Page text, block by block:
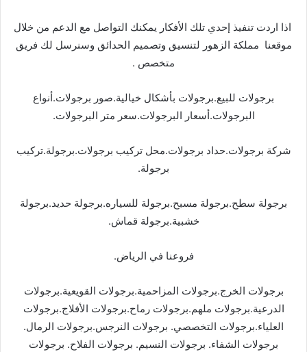
اذا اردت تنفيذ إحدي تلك الأفكار يمكنك التواصل مع الدعم من خلال
موقعنا مملكة الزهور لتنسيق وتصميم الحدائق وسنرسل لك فريق
متخصص .
برجولات للبيع.برجولات بأشكال خيالية.صور برجولات.أنواع
البرجولات.أسعار البرجولات.سعر متر البرجولات.
شركة برجولات.حداد برجولات.محل تركيب برجولات.برجولة.تركيب
برجولة.
برجولة سطح.برجولة مسبح.برجولة للسياره.برجولة حديد.برجولة
خشبية.برجولة قماش.
فروعنا في الرياض.
برجولات الخرج.برجولات المزاحمية.برجولات القويعية.برجولات
الدرعية.برجولات ملهم.برجولات رماح.برجولات الأفلاج.برجولات
العلياء.برجولات التخصصي. برجولات النرجس.برجولات الرمال.
برجولات الشفاء. برجولات النسيم. برجولات الفلاح. برجولات